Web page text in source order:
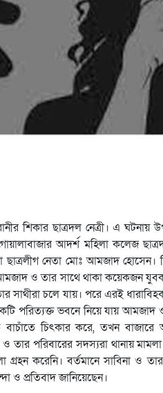
শিকার ছাত্রদল নেত্রী। এ ঘটনায়
আদর্শ মহিলা কলেজ
ছাত্রলীগ নেতা মোঃ আমজাদ হোসেন।
ও তার সাথে থাকা কয়েকজন যুবক।
সাথীরা চলে যায়। পরে এরই
পরিত্যক্ত ভবনে নিয়ে যায়
বাচাঁতে চিৎকার করে, তখন
তার পরিবারের সদস্যরা থানায়
করেনি। বর্তমানে সাবিনা ও
ও প্রতিবাদ জানিয়েছেন।